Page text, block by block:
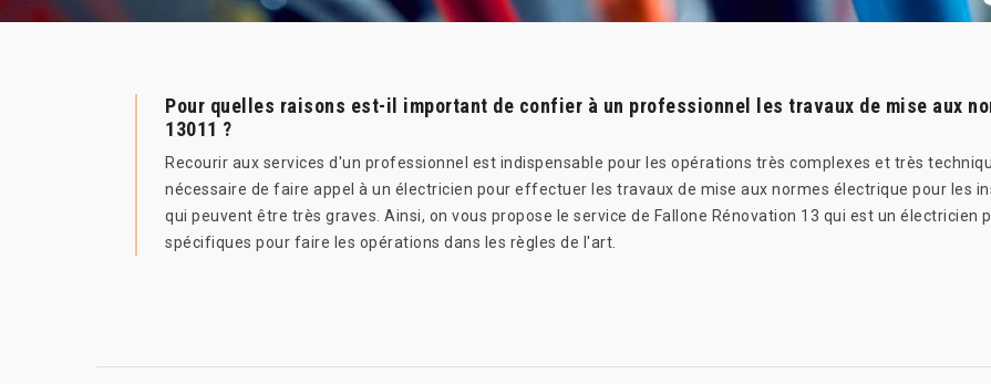
Pour quelles raisons est-il important de confier à un professionnel les travaux de mise aux
13011 ?
Recourir aux services d'un professionnel est indispensable pour les opérations très complexes et très
nécessaire de faire appel à un électricien pour effectuer les travaux de mise aux normes électrique pour les
qui peuvent être très graves. Ainsi, on vous propose le service de Fallone Rénovation 13 qui est un
spécifiques pour faire les opérations dans les règles de l'art.